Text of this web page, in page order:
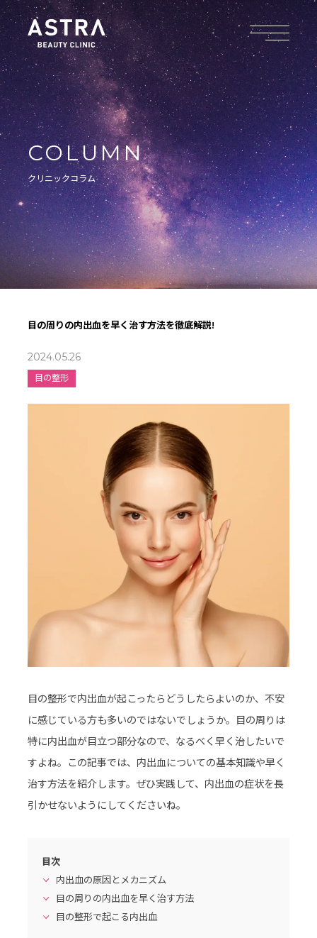
COLUMN
クリニックコラム
目の周りの内出血を早く治す方法を徹底解説!
2024.05.26
目の整形
目の整形で内出血が起こったらどうしたらよいのか、不安
に感じている方も多いのではないでしょうか。目の周りは
特に内出血が目立つ部分なので、なるべく早く治したいで
すよね。この記事では、内出血についての基本知識や早く
治す方法を紹介します。ぜひ実践して、内出血の症状を長
引かせないようにしてくださいね。
目次
内出血の原因とメカニズム
目の周りの内出血を早く治す方法
目の整形で起こる内出血